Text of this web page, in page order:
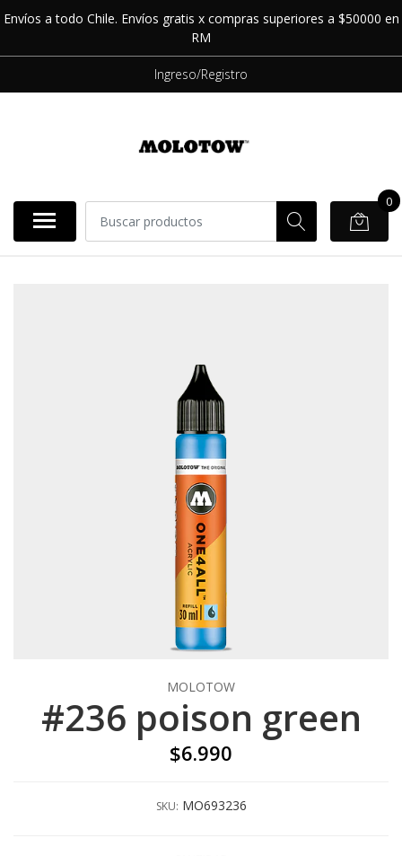
Envíos a todo Chile. Envíos gratis x compras superiores a $50000 en
RM
Ingreso/Registro
0
MOLOTOW
#236 poison green
$6.990
SKU: MO693236